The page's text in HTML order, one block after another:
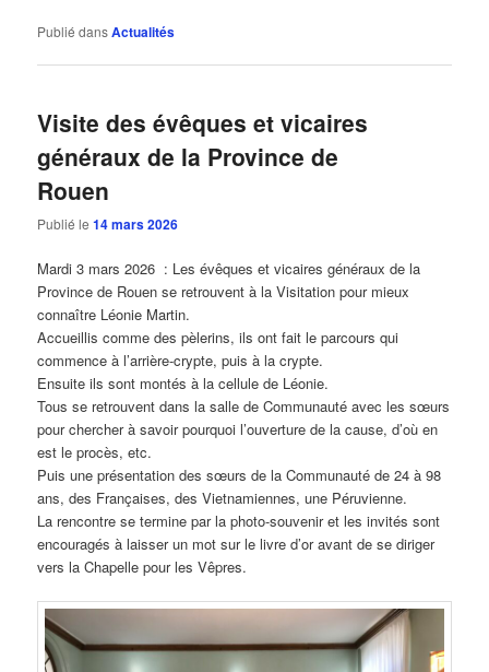
Publié dansActualités
Visite des évêques et vicaires
généraux de la Province de
Rouen
Publié le14 mars 2026
Mardi 3 mars 2026 : Les évêques et vicaires généraux de la
Province de Rouen se retrouvent à la Visitation pour mieux
connaître Léonie Martin.
Accueillis comme des pèlerins, ils ont fait le parcours qui
commence à l’arrière-crypte, puis à la crypte.
Ensuite ils sont montés à la cellule de Léonie.
Tous se retrouvent dans la salle de Communauté avec les sœurs
pour chercher à savoir pourquoi l’ouverture de la cause, d’où en
est le procès, etc.
Puis une présentation des sœurs de la Communauté de 24 à 98
ans, des Françaises, des Vietnamiennes, une Péruvienne.
La rencontre se termine par la photo-souvenir et les invités sont
encouragés à laisser un mot sur le livre d’or avant de se diriger
vers la Chapelle pour les Vêpres.